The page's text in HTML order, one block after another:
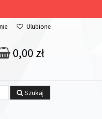
Ulubione
0,00 zł
Szukaj